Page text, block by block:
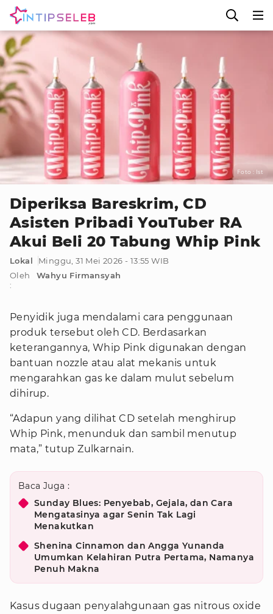
Foto : Ist
Diperiksa Bareskrim, CD
Asisten Pribadi YouTuber RA
Akui Beli 20 Tabung Whip Pink
Lokal
Minggu, 31 Mei 2026 - 13:55 WIB
Oleh
:
Wahyu Firmansyah
Penyidik juga mendalami cara penggunaan
produk tersebut oleh CD. Berdasarkan
keterangannya, Whip Pink digunakan dengan
bantuan nozzle atau alat mekanis untuk
mengarahkan gas ke dalam mulut sebelum
dihirup.
“Adapun yang dilihat CD setelah menghirup
Whip Pink, menunduk dan sambil menutup
mata,” tutup Zulkarnain.
Baca Juga :
Sunday Blues: Penyebab, Gejala, dan Cara
Mengatasinya agar Senin Tak Lagi
Menakutkan
Shenina Cinnamon dan Angga Yunanda
Umumkan Kelahiran Putra Pertama, Namanya
Penuh Makna
Kasus dugaan penyalahgunaan gas nitrous oxide